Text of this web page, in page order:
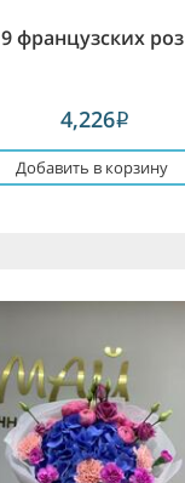
9 французских роз
4,226i
Добавить в корзину